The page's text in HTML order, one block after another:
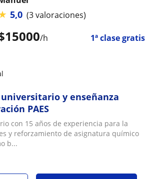
15000/h 1ª clase gratis
5,0 (3 valoraciones)
y enseñanza
PAES
con 15 años de experiencia para la
y reforzamiento de asignatura químico
b...